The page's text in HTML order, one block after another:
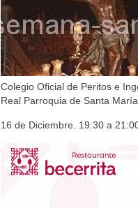
Colegio Oficial de Peritos e
Real Parroquia de Santa
16 de Diciembre. 19:30 a